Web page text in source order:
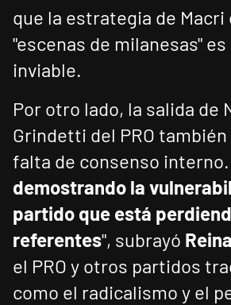
que la estrategia de Macri
"escenas de milanesas"
inviable.
Por otro lado, la salida de
Grindetti del PRO
falta de consenso interno.
demostrando la
partido que está
referentes", subrayó Reina
el PRO y otros partidos
como el radicalismo y el